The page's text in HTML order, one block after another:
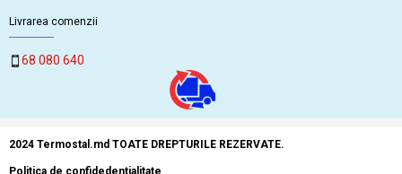
Livrarea comenzii
68 080 640
2024 Termostal.md TOATE DREPTURILE REZERVATE.
Politica de confidedentialitate